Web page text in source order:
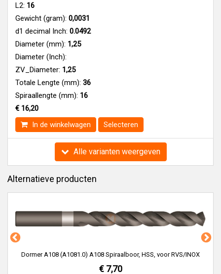
L2: 16
Gewicht (gram): 0,0031
d1 decimal Inch: 0.0492
Diameter (mm): 1,25
Diameter (Inch):
ZV_Diameter: 1,25
Totale Lengte (mm): 36
Spiraallengte (mm): 16
€ 16,20
In de winkelwagen
Selecteren
Alle varianten weergeven
Alternatieve producten
Dormer A108 (A1081.0) A108 Spiraalboor, HSS, voor RVS/INOX
€ 7,70